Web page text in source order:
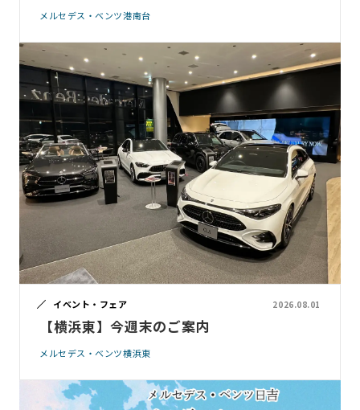
メルセデス・ベンツ港南台
イベント・フェア 2026.08.01
【横浜東】今週末のご案内
メルセデス・ベンツ横浜東